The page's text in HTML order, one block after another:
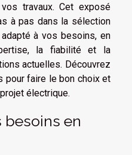
travaux. Cet exposé
à pas dans la sélection
à vos besoins, en
la fiabilité et la
actuelles. Découvrez
pour faire le bon choix et
électrique.
besoins en